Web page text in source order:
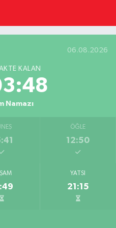
06.08.2026
KALAN
Namazı
ÖĞLE
12:50
YATSI
21:15